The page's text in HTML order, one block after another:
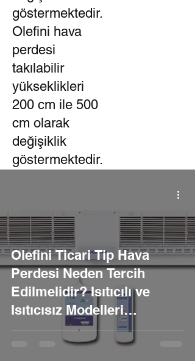
göstermektedir.
Olefini hava
perdesi
takılabilir
yükseklikleri
200 cm ile 500
cm olarak
değişiklik
göstermektedir.
Olefini Ticari Tip Hava
Perdesi Neden Tercih
Edilmelidir? Isıtıcılı ve
Isıtıcısız Modelleri
Nelerdir?